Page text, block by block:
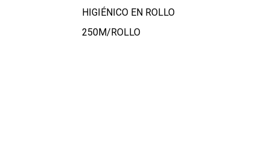
HIGIÉNICO EN ROLLO
250M/ROLLO